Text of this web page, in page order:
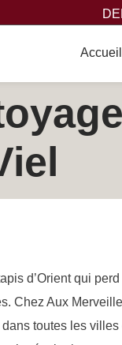
Accueil
d’Orient qui
Chez Aux
dans toutes les villes